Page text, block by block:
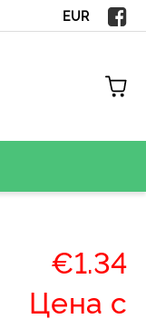
EUR
€1.34
Цена с